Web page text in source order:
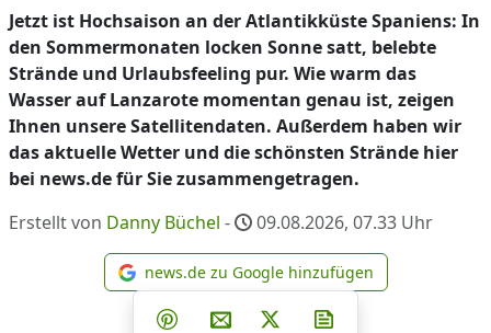
Jetzt ist Hochsaison an der Atlantikküste Spaniens: In
den Sommermonaten locken Sonne satt, belebte
Strände und Urlaubsfeeling pur. Wie warm das
Wasser auf Lanzarote momentan genau ist, zeigen
Ihnen unsere Satellitendaten. Außerdem haben wir
das aktuelle Wetter und die schönsten Strände hier
bei news.de für Sie zusammengetragen.
Erstellt von Danny Büchel - 09.08.2026, 07.33 Uhr
news.de zu Google
news.de zu Google hinzufügen
Teilen auf Facebook
Teilen auf Whatsapp
Teilen auf Telegram
Teilen auf Pinterest
Per E-Mail teilen
Post auf X